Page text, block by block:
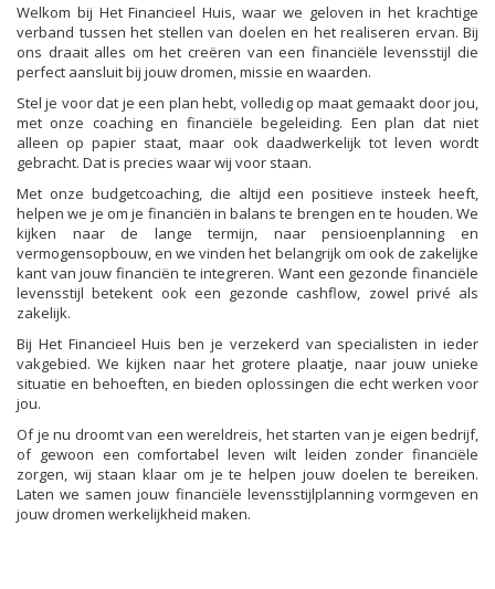
Welkom bij Het Financieel Huis, waar we geloven in het krachtige
verband tussen het stellen van doelen en het realiseren ervan. Bij
ons draait alles om het creëren van een financiële levensstijl die
perfect aansluit bij jouw dromen, missie en waarden.
Stel je voor dat je een plan hebt, volledig op maat gemaakt door jou,
met onze coaching en financiële begeleiding. Een plan dat niet
alleen op papier staat, maar ook daadwerkelijk tot leven wordt
gebracht. Dat is precies waar wij voor staan.
Met onze budgetcoaching, die altijd een positieve insteek heeft,
helpen we je om je financiën in balans te brengen en te houden. We
kijken naar de lange termijn, naar pensioenplanning en
vermogensopbouw, en we vinden het belangrijk om ook de zakelijke
kant van jouw financiën te integreren. Want een gezonde financiële
levensstijl betekent ook een gezonde cashflow, zowel privé als
zakelijk.
Bij Het Financieel Huis ben je verzekerd van specialisten in ieder
vakgebied. We kijken naar het grotere plaatje, naar jouw unieke
situatie en behoeften, en bieden oplossingen die echt werken voor
jou.
Of je nu droomt van een wereldreis, het starten van je eigen bedrijf,
of gewoon een comfortabel leven wilt leiden zonder financiële
zorgen, wij staan klaar om je te helpen jouw doelen te bereiken.
Laten we samen jouw financiële levensstijlplanning vormgeven en
jouw dromen werkelijkheid maken.